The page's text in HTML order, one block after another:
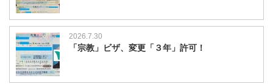
2026.7.30
「宗教」ビザ、変更「３年」許可！